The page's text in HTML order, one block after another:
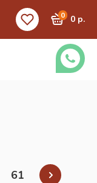
0 0 р.
61